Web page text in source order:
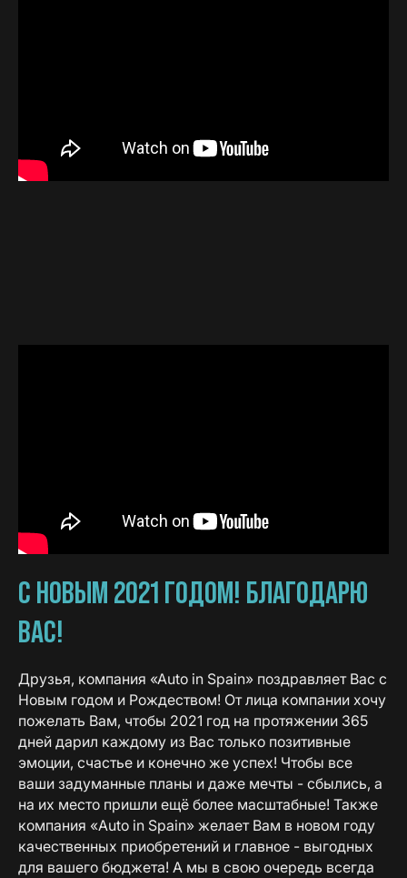
С НОВЫМ 2021 ГОДОМ! БЛАГОДАРЮ
ВАС!
Друзья, компания «Аuto in Spain» поздравляет Вас с
Новым годом и Рождеством! От лица компании хочу
пожелать Вам, чтобы 2021 год на протяжении 365
дней дарил каждому из Вас только позитивные
эмоции, счастье и конечно же успех! Чтобы все
ваши задуманные планы и даже мечты - сбылись, а
на их место пришли ещё более масштабные! Также
компания «Auto in Spain» желает Вам в новом году
качественных приобретений и главное - выгодных
для вашего бюджета! А мы в свою очередь всегда